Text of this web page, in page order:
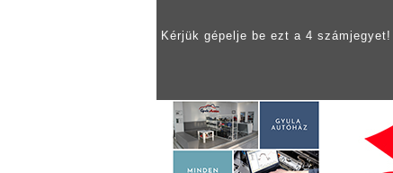
Kérjük gépelje be ezt a 4 számjegyet!